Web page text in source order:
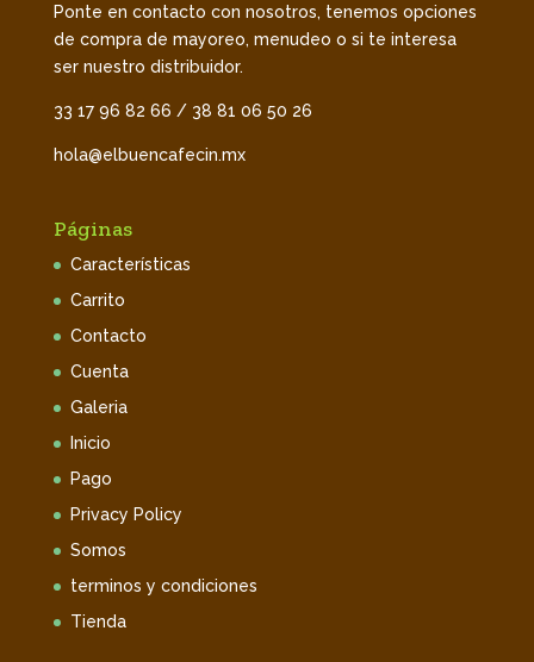
Ponte en contacto con nosotros, tenemos opciones
de compra de mayoreo, menudeo o si te interesa
ser nuestro distribuidor.
33 17 96 82 66 / 38 81 06 50 26
hola@elbuencafecin.mx
Páginas
Características
Carrito
Contacto
Cuenta
Galeria
Inicio
Pago
Privacy Policy
Somos
terminos y condiciones
Tienda